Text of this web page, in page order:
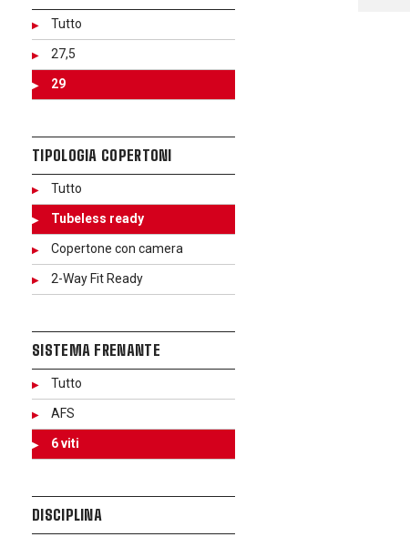
Tutto
27,5
29
TIPOLOGIA COPERTONI
Tutto
Tubeless ready
Copertone con camera
2-Way Fit Ready
SISTEMA FRENANTE
Tutto
AFS
6 viti
DISCIPLINA